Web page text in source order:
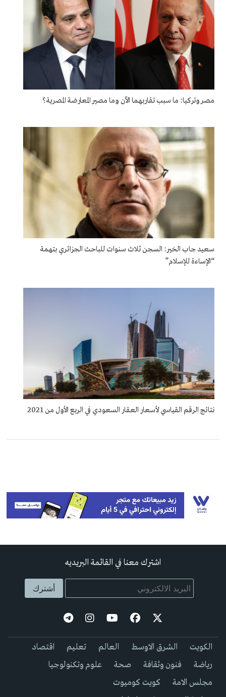
مصر وتركيا: ما سبب تقاربهما الآن وما مصير المعارضة المصرية؟
سعيد جاب الخير: السجن ثلاث سنوات للباحث الجزائري بتهمة
“الإساءة للإسلام”
نتائج الرقم القياسي لأسعار العقار السعودي في الربع الأول من 2021
اشترك معنا في القائمة البريديه
الكويت الشرق الاوسط العالم تعليم
اقتصاد
رياضة
فنون وثقافة صحة
علوم وتكنولوجيا
مجلس الامة
كويت كوميوت